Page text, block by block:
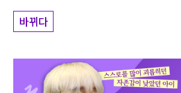
바뀌다